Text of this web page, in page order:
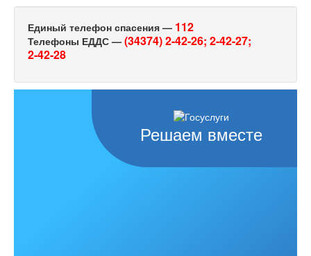
Единый телефон спасения — 112
Телефоны ЕДДС — (34374) 2-42-26; 2-42-27;
2-42-28
Решаем вместе